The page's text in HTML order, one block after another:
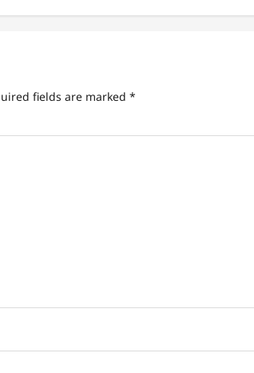
fields are marked *